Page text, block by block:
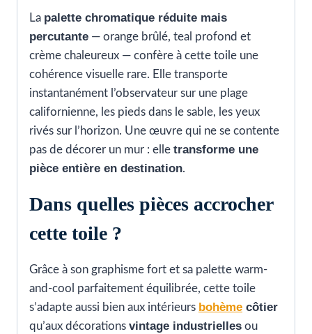
La palette chromatique réduite mais
percutante — orange brûlé, teal profond et
crème chaleureux — confère à cette toile une
cohérence visuelle rare. Elle transporte
instantanément l’observateur sur une plage
californienne, les pieds dans le sable, les yeux
rivés sur l’horizon. Une œuvre qui ne se contente
pas de décorer un mur : elle transforme une
pièce entière en destination.
Dans quelles pièces accrocher
cette toile ?
Grâce à son graphisme fort et sa palette warm-
and-cool parfaitement équilibrée, cette toile
s’adapte aussi bien aux intérieurs bohème côtier
qu’aux décorations vintage industrielles ou